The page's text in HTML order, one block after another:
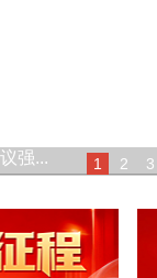
强... 1 2 3